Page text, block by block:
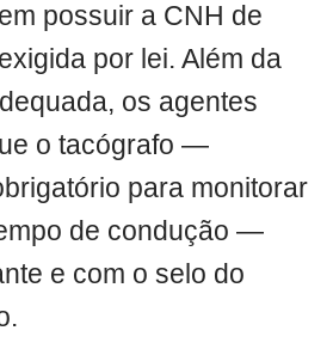
possuir a CNH de
por lei. Além da
os agentes
o tacógrafo —
para monitorar
de condução —
e com o selo do